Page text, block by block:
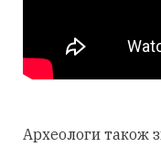
Археологи також